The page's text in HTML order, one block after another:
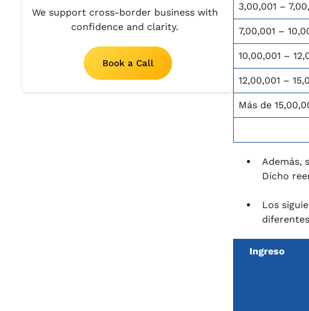
venta de bienes (Sección 206
(1H))
5. Plazo extendido para
presentar la declaración
actualizada
We support cross-border business with
confidence and clarity.
Book a Call
3,00,001 –
7,00,001 –
10,00,001 –
12,00,001 –
Más de
Además,
Dicho
Los
Ingreso